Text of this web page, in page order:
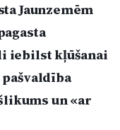
Jaunzemēm
iebilst kļūšanai
un «ar